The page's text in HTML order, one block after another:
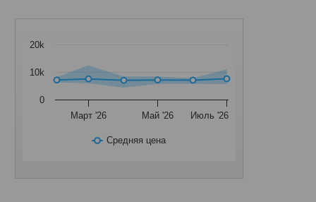
Средняя цена
Март '26 Май '26 Июль '26
0
10k
20k